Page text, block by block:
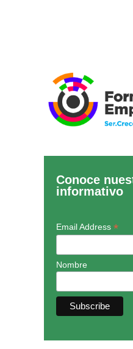
Conoce
informativo
Email Address *
Nombre